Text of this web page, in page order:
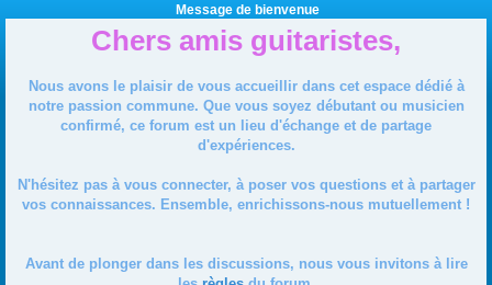
Message de bienvenue
Chers amis guitaristes,
Nous avons le plaisir de vous accueillir dans cet espace dédié à
notre passion commune. Que vous soyez débutant ou musicien
confirmé, ce forum est un lieu d'échange et de partage
d'expériences.
N'hésitez pas à vous connecter, à poser vos questions et à partager
vos connaissances. Ensemble, enrichissons-nous mutuellement !
Avant de plonger dans les discussions, nous vous invitons à lire